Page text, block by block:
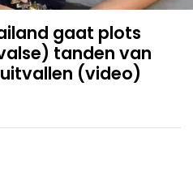
gaat plots
tanden van
(video)
Mail
via link